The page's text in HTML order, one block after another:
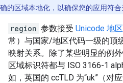
确的区域本地化，以确保您的应用符合
region 参数接受 Unicode 地
常）与国家/地区代码一级的顶
映射关系。除了某些明显的例
区域标识符都与 ISO 3166-1
如，英国的 ccTLD 为“uk”（对